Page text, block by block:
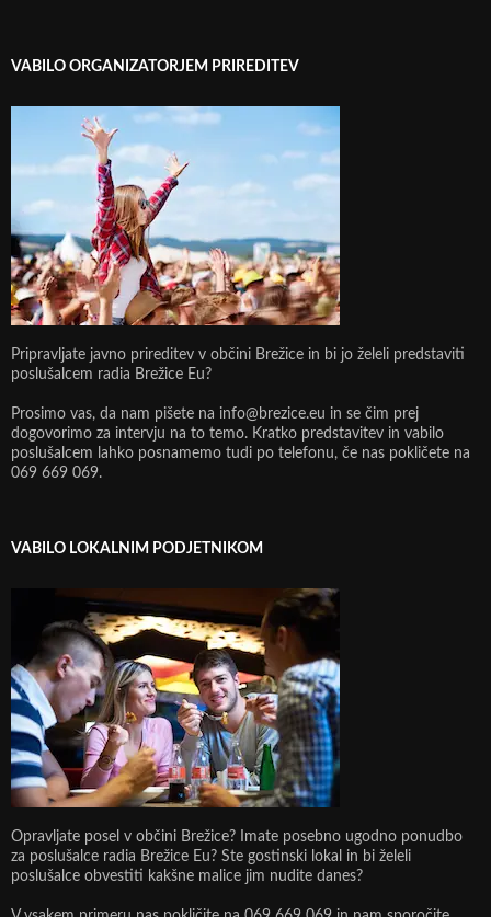
VABILO ORGANIZATORJEM PRIREDITEV
Pripravljate javno prireditev v občini Brežice in bi jo želeli predstaviti
poslušalcem radia Brežice Eu?
Prosimo vas, da nam pišete na info@brezice.eu in se čim prej
dogovorimo za intervju na to temo. Kratko predstavitev in vabilo
poslušalcem lahko posnamemo tudi po telefonu, če nas pokličete na
069 669 069.
VABILO LOKALNIM PODJETNIKOM
Opravljate posel v občini Brežice? Imate posebno ugodno ponudbo
za poslušalce radia Brežice Eu? Ste gostinski lokal in bi želeli
poslušalce obvestiti kakšne malice jim nudite danes?